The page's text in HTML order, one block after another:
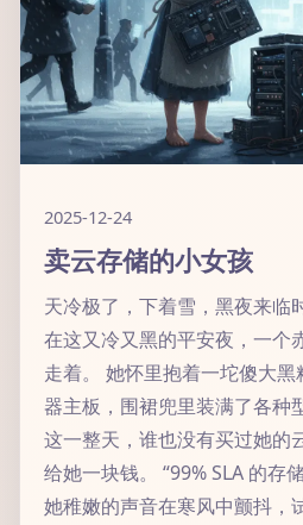
2025-12-24
卖云存储的小女孩
天冷极了，下着雪，黑夜来临
在这又冷又黑的平安夜，一个
走着。 她怀里抱着一坨傻大
器主板，围裙兜里装满了各种
这一整天，谁也没有买过她的
给她一块钱。 “99% SLA 的存
她稚嫩的声音在寒风中颤抖，